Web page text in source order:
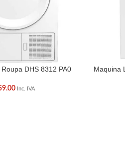
DHS 8312 PA0
Inc. IVA
Maquina